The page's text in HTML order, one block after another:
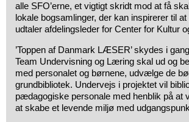
alle SFO’erne, et vigtigt skridt mod at få
lokale bogsamlinger, der kan inspirerer til
udtaler afdelingsleder for Center for Kultur
’Toppen af Danmark LÆSER’ skydes i
Team Undervisning og Læring skal ud og
med personalet og børnene, udvælge de
grundbibliotek. Undervejs i projektet vil
pædagogiske personale med henblik på at
at skabe et levende miljø med